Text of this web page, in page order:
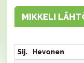
MIKKELI
Sij. Hevonen